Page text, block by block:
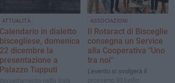
ATTUALITÀ
Calendario in dialetto
biscegliese, domenica
22 dicembre la
presentazione a
Palazzo Tupputi
Appuntamento nella Sala
ASSOCIAZIONI
Il Rotaract di Bisceglie
consegna un Service
alla Cooperativa "Uno
tra noi"
L'evento si svolgerà il
prossimo 30 luglio